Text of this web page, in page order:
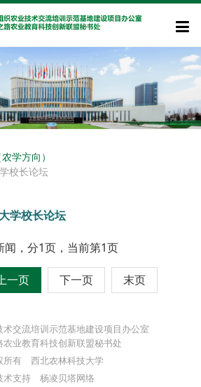
学方向）
校长论坛
学校长论坛
闻，分1页，当前第1页
一页 下一页 末页
术交流培训示范基地建设项目办公室
农业教育科技创新联盟秘书处
所有 西北农林科技大学
术支持 杨凌贝塔网络